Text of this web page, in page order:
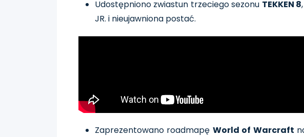
Udostępniono zwiastun trzeciego sezonu TEKKEN 8
JR. i nieujawniona postać.
Zaprezentowano roadmapę World of Warcraft